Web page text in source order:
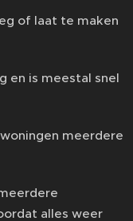
of laat te maken
en is meestal snel
meerdere
alles weer